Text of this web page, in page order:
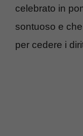
celebrato in
sontuoso e
per cedere i